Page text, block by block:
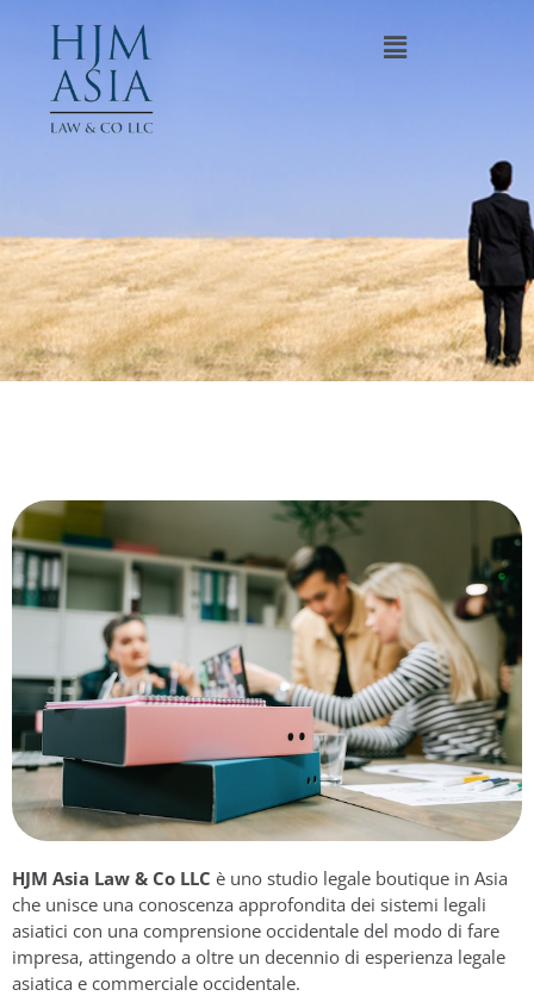
HJM Asia Law & Co LLC è uno studio legale boutique in Asia
che unisce una conoscenza approfondita dei sistemi legali
asiatici con una comprensione occidentale del modo di fare
impresa, attingendo a oltre un decennio di esperienza legale
asiatica e commerciale occidentale.